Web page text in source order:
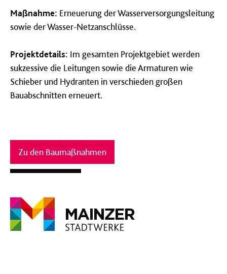
Maßnahme: Erneuerung der Wasserversorgungsleitung
sowie der Wasser-Netzanschlüsse.
Projektdetails: Im gesamten Projektgebiet werden
sukzessive die Leitungen sowie die Armaturen wie
Schieber und Hydranten in verschieden großen
Bauabschnitten erneuert.
Zu den Baumaßnahmen